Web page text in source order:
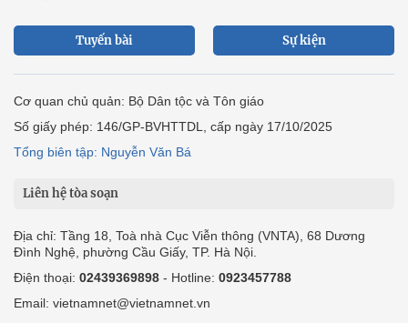
Tuyến bài Sự kiện
Cơ quan chủ quản: Bộ Dân tộc và Tôn giáo
Số giấy phép: 146/GP-BVHTTDL, cấp ngày 17/10/2025
Tổng biên tập: Nguyễn Văn Bá
Liên hệ tòa soạn
Địa chỉ: Tầng 18, Toà nhà Cục Viễn thông (VNTA), 68 Dương
Đình Nghệ, phường Cầu Giấy, TP. Hà Nội.
Điện thoại: 02439369898 - Hotline: 0923457788
Email: vietnamnet@vietnamnet.vn